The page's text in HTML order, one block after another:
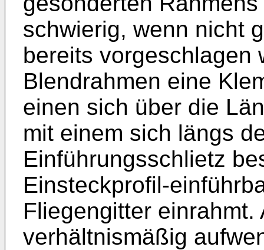
schwierig, wenn nicht
bereits vorgeschlagen
Blendrahmen eine
einen sich über die
mit einem sich längs
Einführungsschlietz
Einsteckprofil-
Fliegengitter
verhältnismäßig